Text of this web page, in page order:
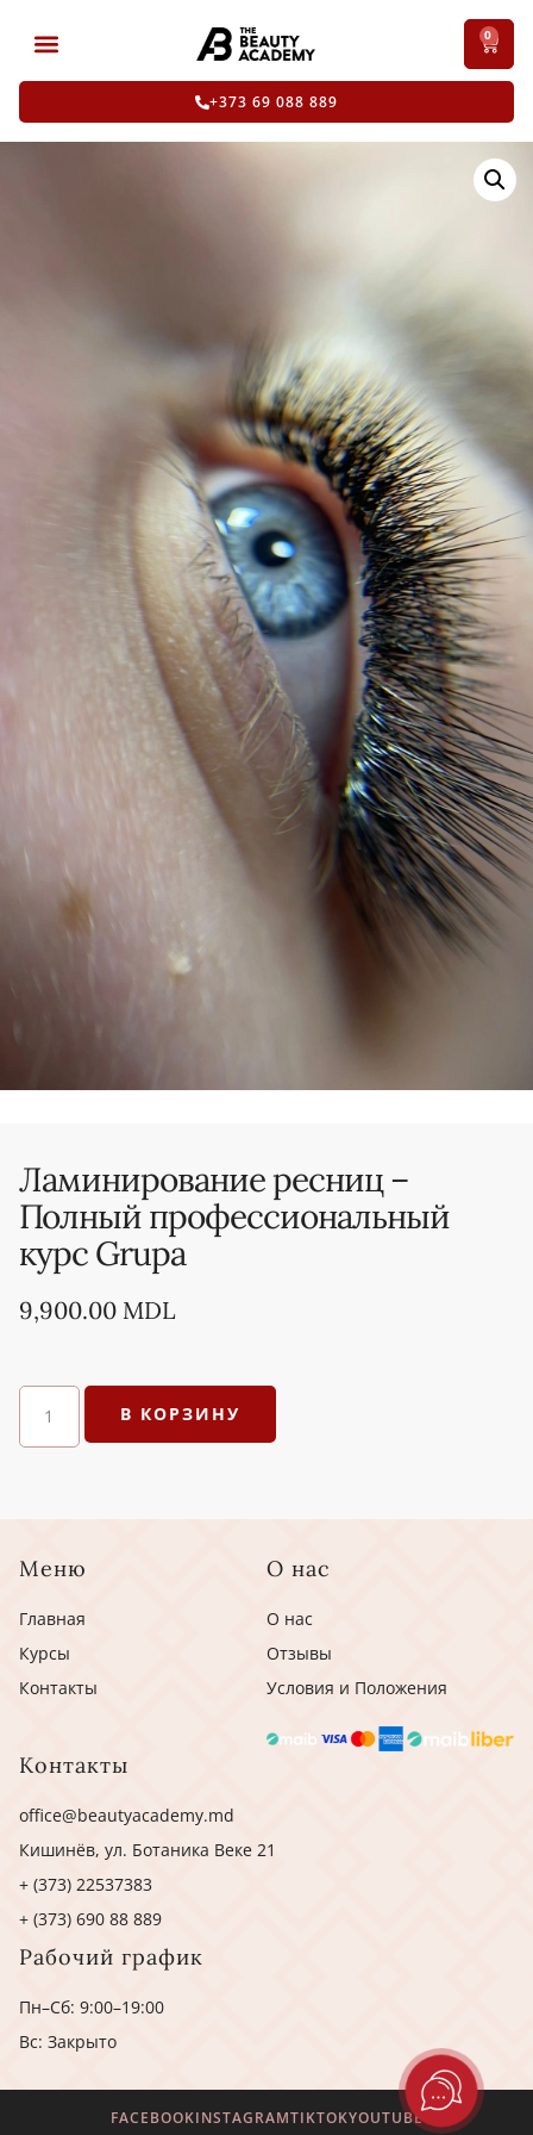
0
+373 69 088 889
Ламинирование ресниц –
Полный профессиональный
курс Grupa
9,900.00 MDL
В КОРЗИНУ
Меню
Главная
Курсы
Контакты
О нас
О нас
Отзывы
Условия и Положения
Контакты
office@beautyacademy.md
Кишинёв, ул. Ботаника Веке 21
+ (373) 22537383
+ (373) 690 88 889
Рабочий график
Пн–Сб: 9:00–19:00
Вс: Закрыто
FACEBOOKINSTAGRAMTIKTOKYOUTUBE